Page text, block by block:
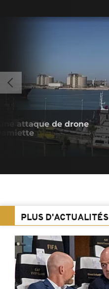
attaque de drone
PLUS D'ACTUALITÉS